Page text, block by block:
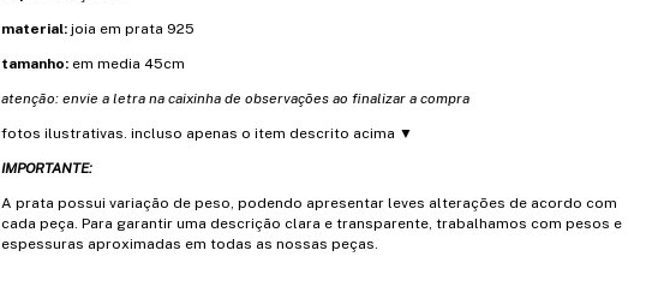
material:joia em prata 925
tamanho:em media 45cm
atenção: envie a letra na caixinha de observações ao finalizar a compra
fotos ilustrativas. incluso apenas o item descrito acima ▼
IMPORTANTE:
A prata possui variação de peso, podendo apresentar leves alterações de acordo com
cada peça. Para garantir uma descrição clara e transparente, trabalhamos com pesos e
espessuras aproximadas em todas as nossas peças.